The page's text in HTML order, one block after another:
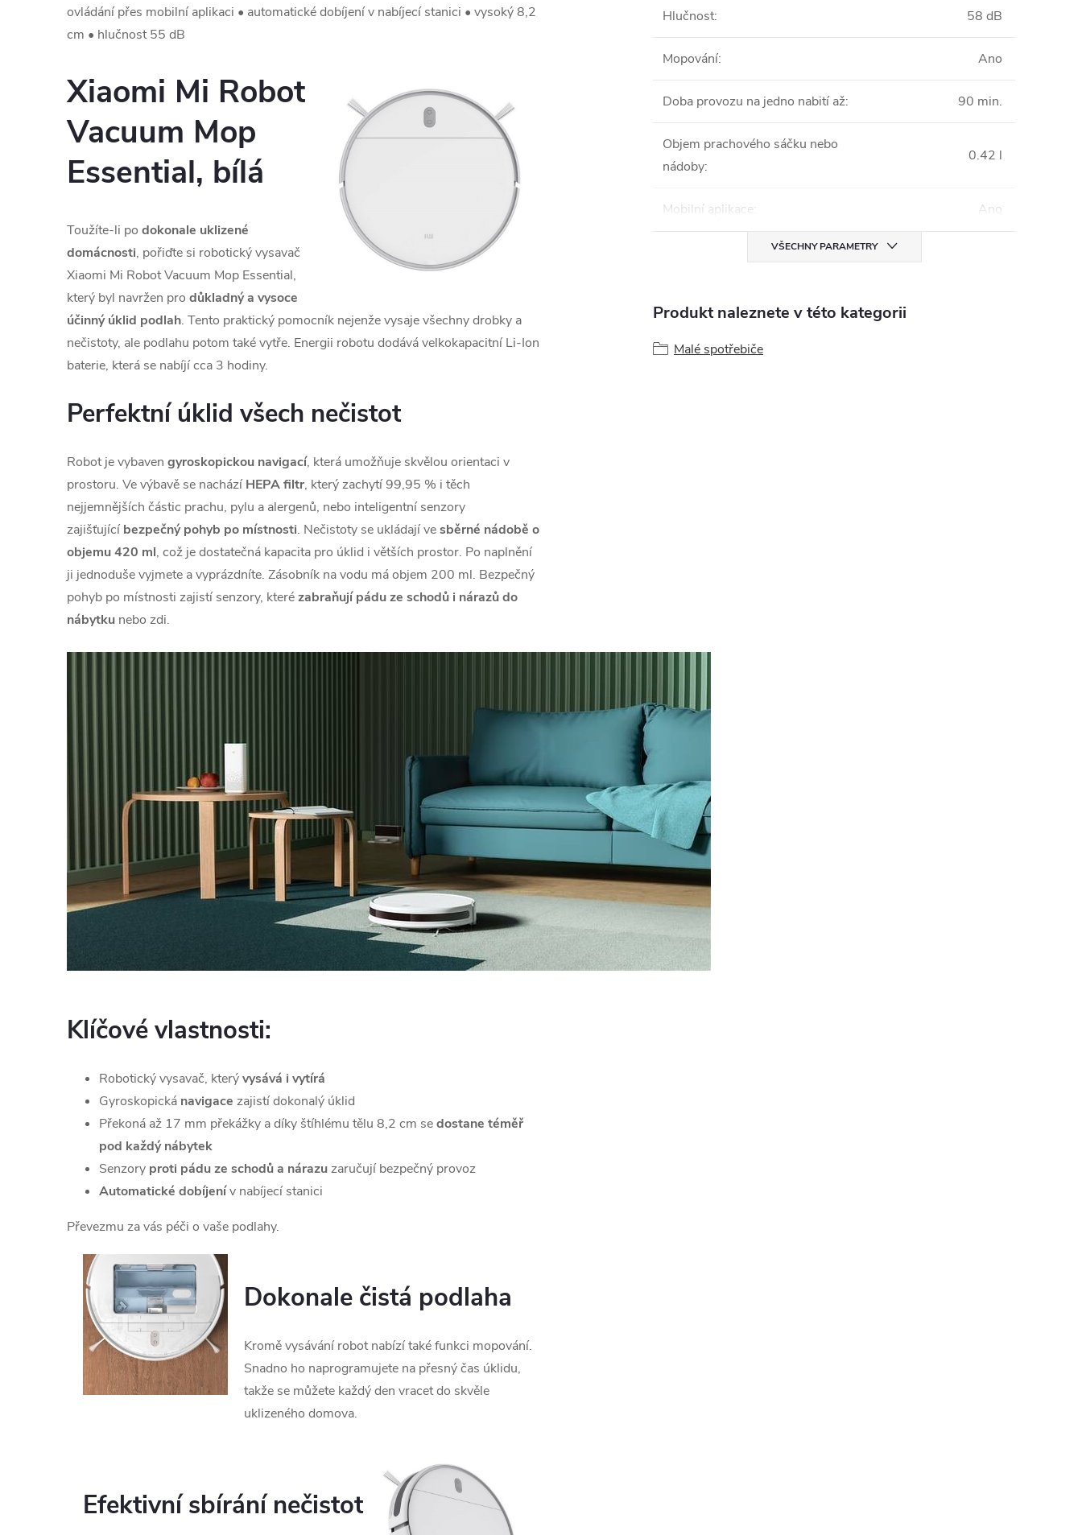
ovládání přes mobilní aplikaci • automatické dobíjení v nabíjecí stanici • vysoký 8,2
cm • hlučnost 55 dB
Xiaomi Mi Robot
Vacuum Mop
Essential, bílá
Toužíte-li po dokonale uklizené
domácnosti, pořiďte si robotický vysavač
Xiaomi Mi Robot Vacuum Mop Essential,
který byl navržen pro důkladný a vysoce
účinný úklid podlah. Tento praktický pomocník nejenže vysaje všechny drobky a
nečistoty, ale podlahu potom také vytře. Energii robotu dodává velkokapacitní Li-Ion
baterie, která se nabíjí cca 3 hodiny.
Perfektní úklid všech nečistot
Robot je vybaven gyroskopickou navigací, která umožňuje skvělou orientaci v
prostoru. Ve výbavě se nachází HEPA filtr, který zachytí 99,95 % i těch
nejjemnějších částic prachu, pylu a alergenů, nebo inteligentní senzory
zajišťující bezpečný pohyb po místnosti. Nečistoty se ukládají vesběrné nádobě o
objemu 420 ml, což je dostatečná kapacita pro úklid i větších prostor. Po naplnění
ji jednoduše vyjmete a vyprázdníte. Zásobník na vodu má objem 200 ml. Bezpečný
pohyb po místnosti zajistí senzory, kterézabraňují pádu ze schodů i nárazů do
nábytku nebo zdi.
Klíčové vlastnosti:
Robotický vysavač, kterývysává i vytírá
Gyroskopická navigace zajistí dokonalý úklid
Překoná až 17 mm překážky a díky štíhlému tělu 8,2 cm sedostane téměř
pod každý nábytek
Senzory proti pádu ze schodů a nárazuzaručují bezpečný provoz
Automatické dobíjenív nabíjecí stanici
Převezmu za vás péči o vaše podlahy.
Dokonale čistá podlaha
Kromě vysávání robot nabízí také funkci mopování.
Snadno ho naprogramujete na přesný čas úklidu,
takže se můžete každý den vracet do skvěle
uklizeného domova.
Efektivní sbírání nečistot
Hlučnost: 58 dB
Mopování: Ano
Doba provozu na jedno nabití až: 90 min.
Objem prachového sáčku nebo
nádoby:
0.42 l
Mobilní aplikace: Ano
VŠECHNY PARAMETRY
Produkt naleznete v této kategorii
Malé spotřebiče